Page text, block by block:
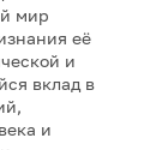
мир
её
и
вклад в
и